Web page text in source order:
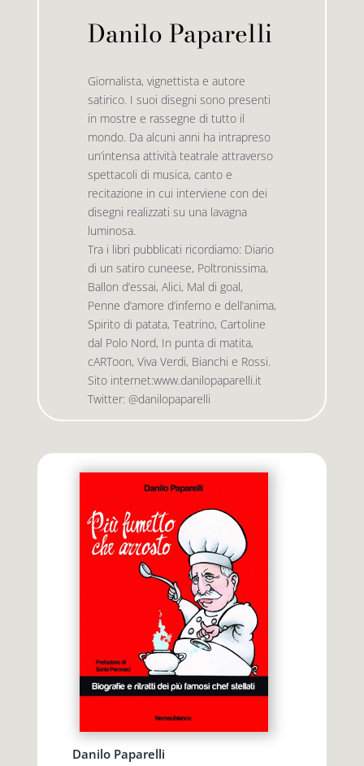
i fuori collana
Premio letterario Giallovalle
il tuo carrello
Danilo Paparelli
Giornalista, vignettista e autore
satirico. I suoi disegni sono presenti
in mostre e rassegne di tutto il
mondo. Da alcuni anni ha intrapreso
un’intensa attività teatrale attraverso
spettacoli di musica, canto e
recitazione in cui interviene con dei
disegni realizzati su una lavagna
luminosa.
Tra i libri pubblicati ricordiamo: Diario
di un satiro cuneese, Poltronissima,
Ballon d’essai, Alici, Mal di goal,
Penne d’amore d’inferno e dell’anima,
Spirito di patata, Teatrino, Cartoline
dal Polo Nord, In punta di matita,
cARToon, Viva Verdi, Bianchi e Rossi.
Sito internet:www.danilopaparelli.it
Twitter: @danilopaparelli
Danilo Paparelli